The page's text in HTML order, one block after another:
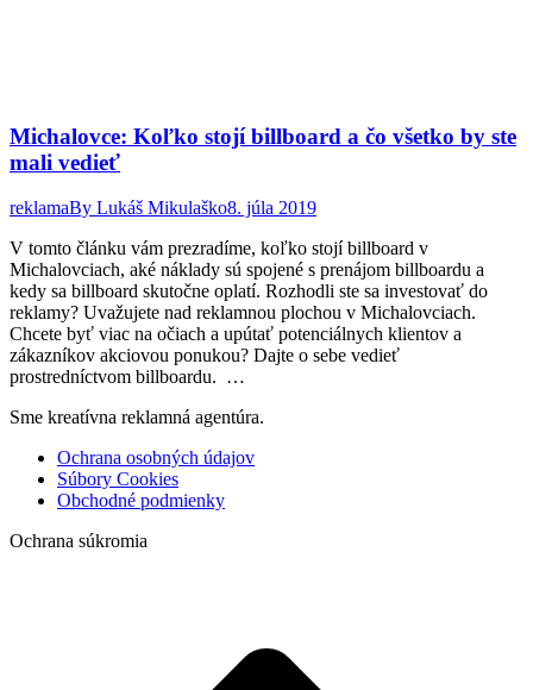
Michalovce: Koľko stojí billboard a čo všetko by ste
mali vedieť
reklamaBy Lukáš Mikulaško8. júla 2019
V tomto článku vám prezradíme, koľko stojí billboard v
Michalovciach, aké náklady sú spojené s prenájom billboardu a
kedy sa billboard skutočne oplatí. Rozhodli ste sa investovať do
reklamy? Uvažujete nad reklamnou plochou v Michalovciach.
Chcete byť viac na očiach a upútať potenciálnych klientov a
zákazníkov akciovou ponukou? Dajte o sebe vedieť
prostredníctvom billboardu. …
Sme kreatívna reklamná agentúra.
Ochrana osobných údajov
Súbory Cookies
Obchodné podmienky
Ochrana súkromia